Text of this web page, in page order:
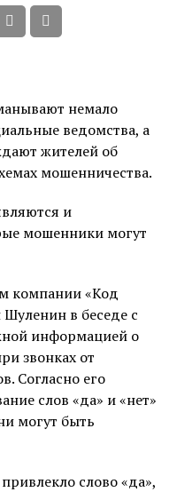
немало
ведомства, а
жителей об
мошенничества.
и
мошенники могут
компании «Код
Шуленин в беседе с
информацией о
звонках от
Согласно его
слов «да» и «нет»
могут быть
слово «да»,